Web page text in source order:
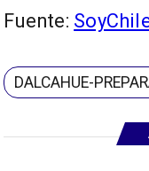
Fuente:
DALCAHUE-